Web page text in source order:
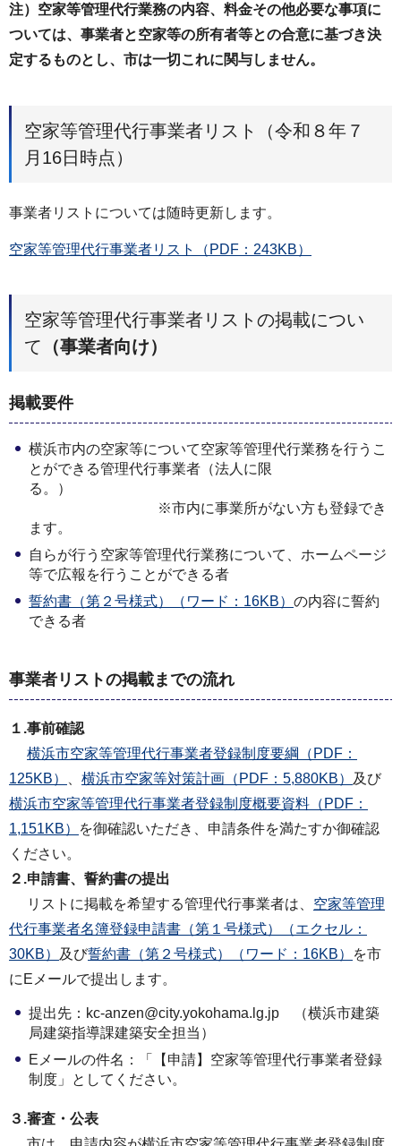
注）空家等管理代行業務の内容、料金その他必要な事項に
ついては、事業者と空家等の所有者等との合意に基づき決
定するものとし、市は一切これに関与しません。
空家等管理代行事業者リスト（令和８年７
月16日時点）
事業者リストについては随時更新します。
空家等管理代行事業者リスト（PDF：243KB）
空家等管理代行事業者リストの掲載につい
て （事業者向け）
掲載要件
横浜市内の空家等について空家等管理代行業務を行うこ
とができる管理代行事業者（法人に限
る。）
※市内に事業所がない方も登録でき
ます。
自らが行う空家等管理代行業務について、ホームページ
等で広報を行うことができる者
誓約書（第２号様式）（ワード：16KB） の内容に誓約
できる者
事業者リストの掲載までの流れ
１.事前確認
横浜市空家等管理代行事業者登録制度要綱（PDF：
125KB）
横浜市空家等対策計画（PDF：5,880KB）
及び
横浜市空家等管理代行事業者登録制度概要資料（PDF：
1,151KB）
を御確認いただき、申請条件を満たすか御確認
ください。
２.申請書、誓約書の提出
リストに掲載を希望する管理代行事業者は、 空家等管理
代行事業者名簿登録申請書（第１号様式）（エクセル：
30KB）
及び誓約書（第２号様式）（ワード：16KB）
を市
にEメールで提出します。
提出先：kc-anzen@city.yokohama.lg.jp （横浜市建築
局建築指導課建築安全担当）
Eメールの件名：「【申請】空家等管理代行事業者登録
制度」としてください。
３.審査・公表